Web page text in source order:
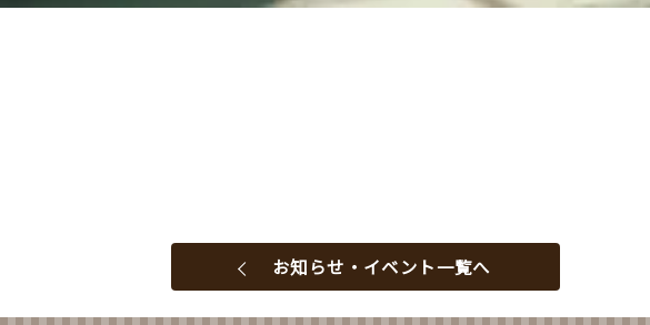
お知らせ・イベント一覧へ